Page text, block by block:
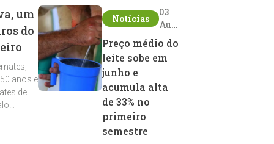
um
do
anos e
de
Sumário de Touros,
debates, podcast,
reprodutores e
homenagens
integram a
programação da
entidade durante a
ExpoGenética 2026
Notícias
03
Aug
2026
Preço médio do
leite sobe em
junho e
acumula alta
de 33% no
primeiro
semestre